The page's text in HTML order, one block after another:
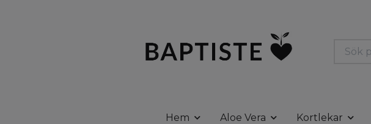
Hem Aloe Vera Kortlekar